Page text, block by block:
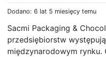
Dodano: 6 lat 5 miesięcy temu
Sacmi Packaging &
przedsiębiorstw
międzynarodowym rynku.